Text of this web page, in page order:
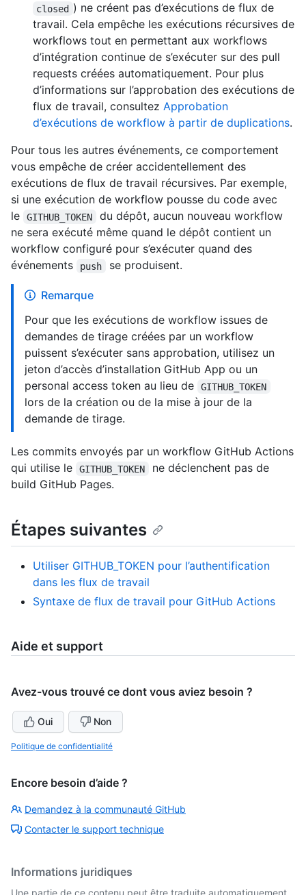
closed ) ne créent pas d’exécutions de flux de
travail. Cela empêche les exécutions récursives de
workflows tout en permettant aux workflows
d’intégration continue de s’exécuter sur des pull
requests créées automatiquement. Pour plus
d’informations sur l’approbation des exécutions de
flux de travail, consultez Approbation
d’exécutions de workflow à partir de duplications.
Pour tous les autres événements, ce comportement
vous empêche de créer accidentellement des
exécutions de flux de travail récursives. Par exemple,
si une exécution de workflow pousse du code avec
le
GITHUB_TOKEN
du dépôt, aucun nouveau workflow
ne sera exécuté même quand le dépôt contient un
workflow configuré pour s’exécuter quand des
événements
push se produisent.
Remarque
Pour que les exécutions de workflow issues de
demandes de tirage créées par un workflow
puissent s’exécuter sans approbation, utilisez un
jeton d’accès d’installation GitHub App ou un
personal access token au lieu de
GITHUB_TOKEN
lors de la création ou de la mise à jour de la
demande de tirage.
Les commits envoyés par un workflow GitHub Actions
qui utilise le
GITHUB_TOKEN
ne déclenchent pas de
build GitHub Pages.
Étapes suivantes
Utiliser GITHUB_TOKEN pour l’authentification
dans les flux de travail
Syntaxe de flux de travail pour GitHub Actions
Aide et support
Avez-vous trouvé ce dont vous aviez besoin ?
Oui Non
Politique de confidentialité
Encore besoin d’aide ?
Demandez à la communauté GitHub
Contacter le support technique
Informations juridiques
Une partie de ce contenu peut être traduite automatiquement